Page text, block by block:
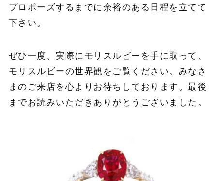
プロポーズするまでに余裕のある日程を立てて
下さい。
ぜひ一度、実際にモリスルビーを手に取って、
モリスルビーの世界観をご覧ください。みなさ
まのご来店を心よりお待ちしております。最後
までお読みいただきありがとうございました。